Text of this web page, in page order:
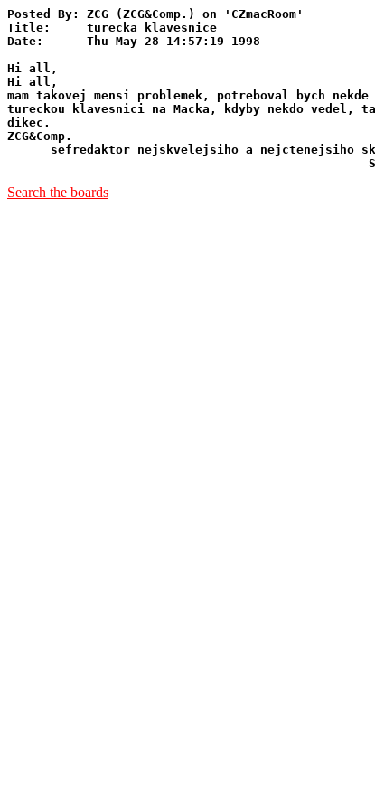
Posted By: ZCG (ZCG&Comp.) on 'CZmacRoom'
Title:     turecka klavesnice
Date:      Thu May 28 14:57:19 1998
Hi all,
Hi all,
mam takovej mensi problemek, potreboval bych nekde
tureckou klavesnici na Macka, kdyby nekdo vedel,
dikec.
ZCG&Comp.
sefredaktor nejskvelejsiho a nejctenejsiho
Search the boards